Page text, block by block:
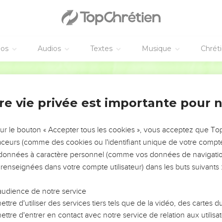
Audios Textes Musique
colonie juive. Il nous dit comment la colère des *Juifs l’amena
51 ou 52), Paul reçoit de Timothée de bonnes nouvelles de
au chapitre 2.1-12 pour défendre son ministère laisse entendre
aussitôt son action de grâces (2.13 à 3.13). Après une
un point de son enseignement sur la résurrection des morts
égards extrêmement encourageante, mérite que l’Eglise
vie privée est importante pour
le bouton « Accepter tous les cookies », vous acceptez que
(comme des cookies ou l'identifiant unique de votre
à caractère personnel (comme vos données de
dans votre compte utilisateur) dans les buts suivants :
de notre service
d'utiliser des services tiers tels que de la vidéo, des cartes
d'entrer en contact avec notre service de relation aux